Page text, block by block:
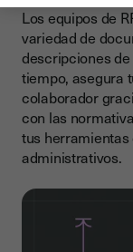
Los equipos de
variedad de
descripciones
tiempo, asegura
colaborador
con las
tus
administrativos.